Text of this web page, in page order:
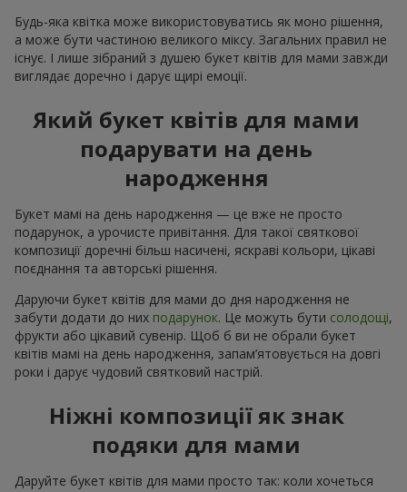
Будь-яка квітка може використовуватись як моно рішення,
а може бути частиною великого міксу. Загальних правил не
існує. І лише зібраний з душею букет квітів для мами завжди
виглядає доречно і дарує щирі емоції.
Який букет квітів для мами
подарувати на день
народження
Букет мамі на день народження — це вже не просто
подарунок, а урочисте привітання. Для такої святкової
композиції доречні більш насичені, яскраві кольори, цікаві
поєднання та авторські рішення.
Даруючи букет квітів для мами до дня народження не
забути додати до них подарунок. Це можуть бути солодощі,
фрукти або цікавий сувенір. Щоб б ви не обрали букет
квітів мамі на день народження, запам’ятовується на довгі
роки і дарує чудовий святковий настрій.
Ніжні композиції як знак
подяки для мами
Даруйте букет квітів для мами просто так: коли хочеться